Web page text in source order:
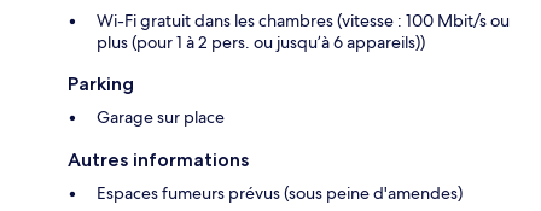
Wi-Fi gratuit dans les chambres (vitesse : 100 Mbit/s ou
plus (pour 1 à 2 pers. ou jusqu’à 6 appareils))
Parking
Garage sur place
Autres informations
Espaces fumeurs prévus (sous peine d'amendes)